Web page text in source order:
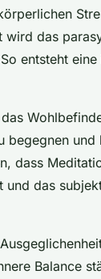
das
entsteht
begegnen
dass
und das
Balance